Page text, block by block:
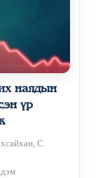
наядын
үр
С.